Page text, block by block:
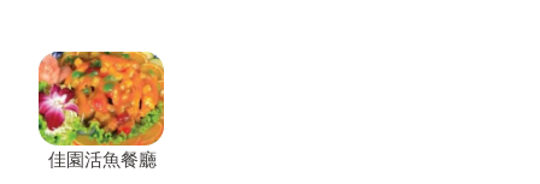
佳園活魚餐廳